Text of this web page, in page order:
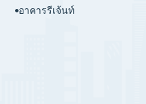
 อาคารรีเจ้นท์